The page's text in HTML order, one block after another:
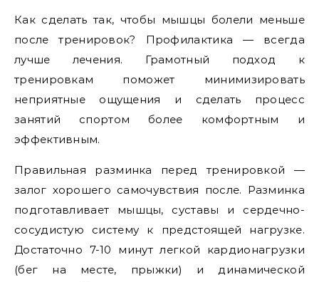
Как сделать так, чтобы мышцы болели меньше
после тренировок? Профилактика — всегда
лучше лечения. Грамотный подход к
тренировкам поможет минимизировать
неприятные ощущения и сделать процесс
занятий спортом более комфортным и
эффективным.
Правильная разминка перед тренировкой —
залог хорошего самочувствия после. Разминка
подготавливает мышцы, суставы и сердечно-
сосудистую систему к предстоящей нагрузке.
Достаточно 7-10 минут легкой кардионагрузки
(бег на месте, прыжки) и динамической